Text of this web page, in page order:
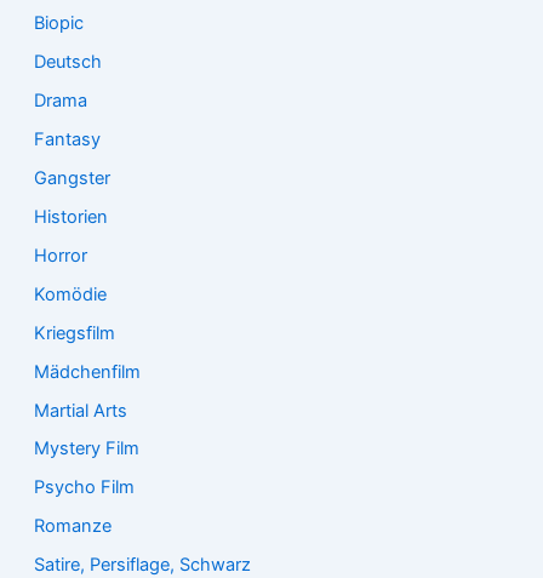
Biopic
Deutsch
Drama
Fantasy
Gangster
Historien
Horror
Komödie
Kriegsfilm
Mädchenfilm
Martial Arts
Mystery Film
Psycho Film
Romanze
Satire, Persiflage, Schwarz